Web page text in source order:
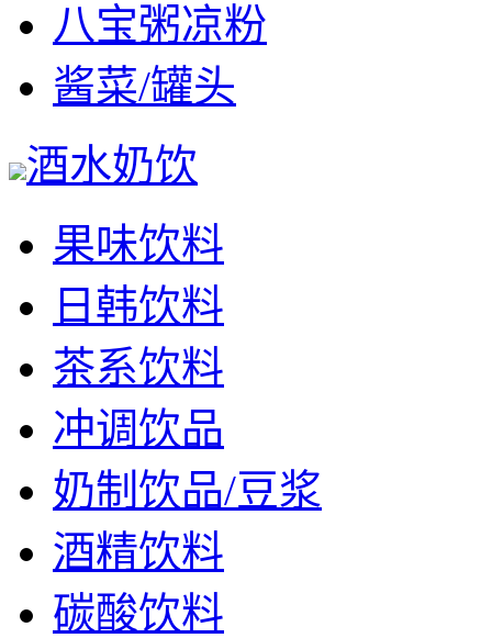
八宝粥凉粉
酱菜/罐头
酒水奶饮
果味饮料
日韩饮料
茶系饮料
冲调饮品
奶制饮品/豆浆
酒精饮料
碳酸饮料